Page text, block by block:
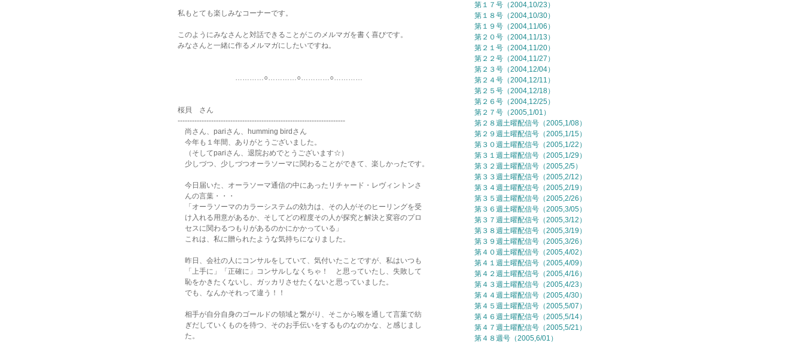
私もとても楽しみなコーナーです。
このようにみなさんと対話できることがこのメルマガを書く喜びです。
みなさんと一緒に作るメルマガにしたいですね。
…………○…………○…………○…………
桜貝 さん
----------------------------------------------------------------------
尚さん、pariさん、humming birdさん
今年も１年間、ありがとうございました。
（そしてpariさん、退院おめでとうございます☆）
少しづつ、少しづつオーラソーマに関わることができて、楽しかったです。
今日届いた、オーラソーマ通信の中にあったリチャード・レヴィントンさ
んの言葉・・・
「オーラソーマのカラーシステムの効力は、その人がそのヒーリングを受
け入れる用意があるか、そしてどの程度その人が探究と解決と変容のプロ
セスに関わるつもりがあるのかにかかっている」
これは、私に贈られたような気持ちになりました。
昨日、会社の人にコンサルをしていて、気付いたことですが、私はいつも
「上手に」「正確に」コンサルしなくちゃ！ と思っていたし、失敗して
恥をかきたくないし、ガッカリさせたくないと思っていました。
でも、なんかそれって違う！！
相手が自分自身のゴールドの領域と繋がり、そこから喉を通して言葉で紡
ぎだしていくものを待つ、そのお手伝いをするものなのかな、と感じまし
た。
第１７号（2004,10/23）
第１８号（2004,10/30）
第１９号（2004,11/06）
第２０号（2004,11/13）
第２１号（2004,11/20）
第２２号（2004,11/27）
第２３号（2004,12/04）
第２４号（2004,12/11）
第２５号（2004,12/18）
第２６号（2004,12/25）
第２７号（2005,1/01）
第２８週土曜配信号（2005,1/08）
第２９週土曜配信号（2005,1/15）
第３０週土曜配信号（2005,1/22）
第３１週土曜配信号（2005,1/29）
第３２週土曜配信号（2005,2/5）
第３３週土曜配信号（2005,2/12）
第３４週土曜配信号（2005,2/19）
第３５週土曜配信号（2005,2/26）
第３６週土曜配信号（2005,3/05）
第３７週土曜配信号（2005,3/12）
第３８週土曜配信号（2005,3/19）
第３９週土曜配信号（2005,3/26）
第４０週土曜配信号（2005,4/02）
第４１週土曜配信号（2005,4/09）
第４２週土曜配信号（2005,4/16）
第４３週土曜配信号（2005,4/23）
第４４週土曜配信号（2005,4/30）
第４５週土曜配信号（2005,5/07）
第４６週土曜配信号（2005,5/14）
第４７週土曜配信号（2005,5/21）
第４８週号（2005,6/01）